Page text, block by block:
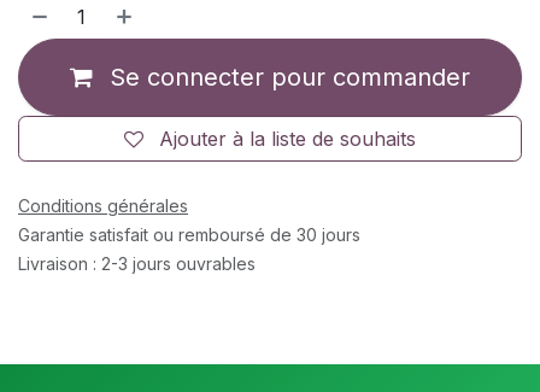
Se connecter pour commander
Ajouter à la liste de souhaits
Conditions générales
Garantie satisfait ou remboursé de 30 jours
Livraison : 2-3 jours ouvrables